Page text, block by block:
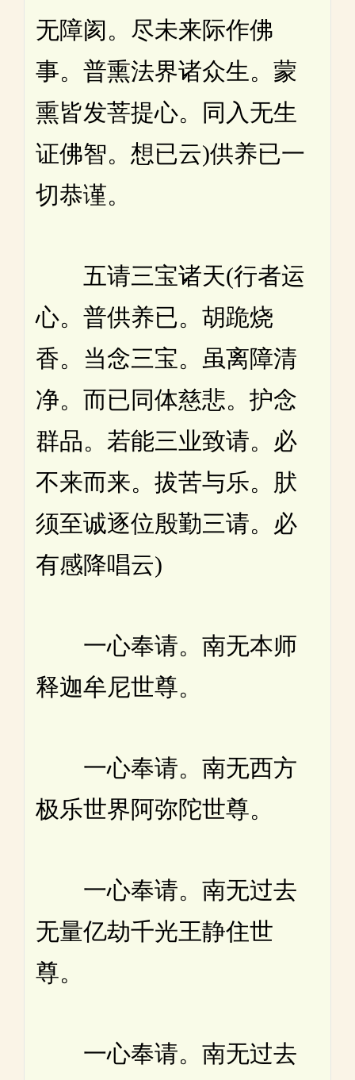
无障阂。尽未来际作佛
事。普熏法界诸众生。蒙
熏皆发菩提心。同入无生
证佛智。想已云)供养已一
切恭谨。
五请三宝诸天(行者运
心。普供养已。胡跪烧
香。当念三宝。虽离障清
净。而已同体慈悲。护念
群品。若能三业致请。必
不来而来。拔苦与乐。肰
须至诚逐位殷勤三请。必
有感降唱云)
一心奉请。南无本师
释迦牟尼世尊。
一心奉请。南无西方
极乐世界阿弥陀世尊。
一心奉请。南无过去
无量亿劫千光王静住世
尊。
一心奉请。南无过去